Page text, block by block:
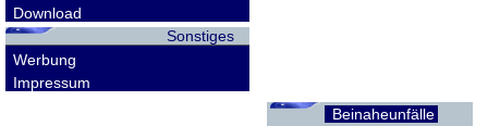
Download
Sonstiges
Werbung
Impressum
Beinaheunfälle